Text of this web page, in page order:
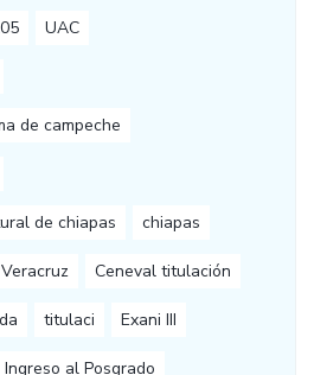
UAC
de campeche
de chiapas chiapas
Veracruz Ceneval titulación
titulaci Exani III
al Posgrado